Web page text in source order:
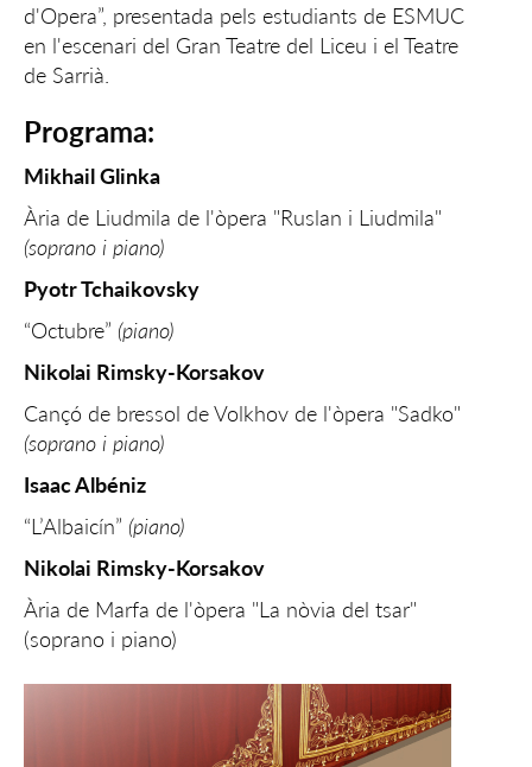
d'Opera”, presentada pels estudiants de ESMUC
en l'escenari del Gran Teatre del Liceu i el Teatre
de Sarrià.
Programa:
Mikhail Glinka
Ària de Liudmila de l'òpera "Ruslan i Liudmila"
(soprano i piano)
Pyotr Tchaikovsky
“Octubre” (piano)
Nikolai Rimsky-Korsakov
Cançó de bressol de Volkhov de l'òpera "Sadko"
(soprano i piano)
Isaac Albéniz
“L’Albaicín” (piano)
Nikolai Rimsky-Korsakov
Ària de Marfa de l'òpera "La nòvia del tsar"
(soprano i piano)